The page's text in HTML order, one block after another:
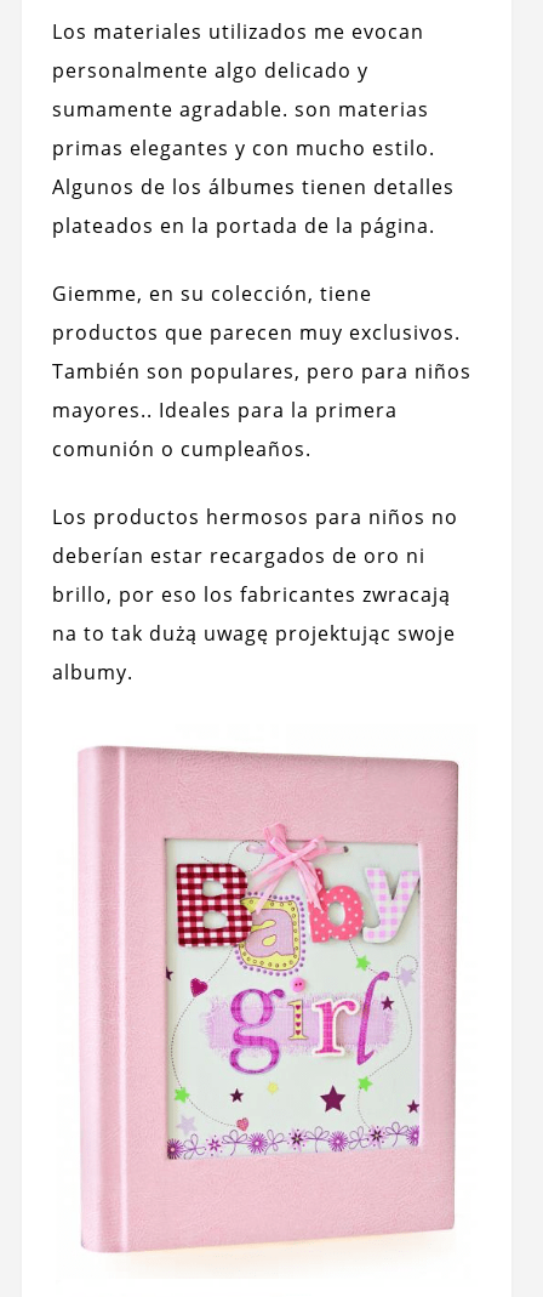
Los materiales utilizados me evocan
personalmente algo delicado y
sumamente agradable. son materias
primas elegantes y con mucho estilo.
Algunos de los álbumes tienen detalles
plateados en la portada de la página.
Giemme, en su colección, tiene
productos que parecen muy exclusivos.
También son populares, pero para niños
mayores.. Ideales para la primera
comunión o cumpleaños.
Los productos hermosos para niños no
deberían estar recargados de oro ni
brillo, por eso los fabricantes zwracają
na to tak dużą uwagę projektując swoje
albumy.